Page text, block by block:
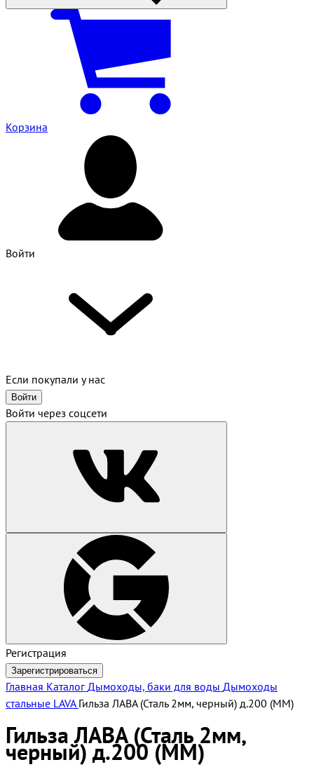
Корзина
Войти
Если покупали у нас
Войти
Войти через соцсети
Регистрация
Зарегистрироваться
Главная Каталог Дымоходы, баки для воды Дымоходы
стальные LAVA Гильза ЛАВА (Сталь 2мм, черный) д.200 (ММ)
Гильза ЛАВА (Сталь 2мм,
черный) д.200 (ММ)